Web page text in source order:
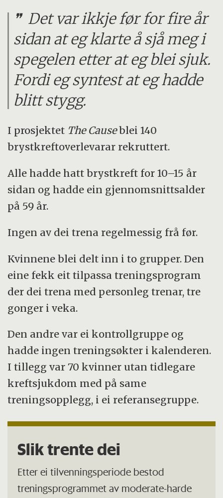
Det var ikkje før for fire år
sidan at eg klarte å sjå meg i
spegelen etter at eg blei sjuk.
Fordi eg syntest at eg hadde
blitt stygg.
I prosjektet The Causeblei 140
brystkreftoverlevarar rekruttert.
Alle hadde hatt brystkreft for 10–15 år
sidan og hadde ein gjennomsnittsalder
på 59 år.
Ingen av dei trena regelmessig frå før.
Kvinnene blei delt inn i to grupper. Den
eine fekk eit tilpassa treningsprogram
der dei trena med personleg trenar, tre
gonger i veka.
Den andre var ei kontrollgruppe og
hadde ingen treningsøkter i kalenderen.
I tillegg var 70 kvinner utan tidlegare
kreftsjukdom med på same
treningsopplegg, i ei referansegruppe.
Slik trente dei
Etter ei tilvenningsperiode bestod
treningsprogrammet av moderate-harde